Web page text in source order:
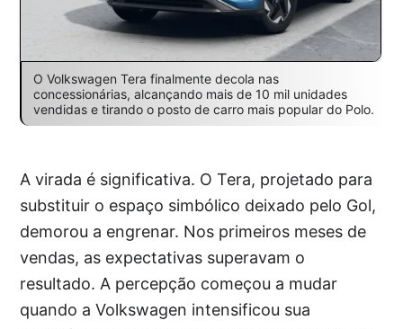
O Volkswagen Tera finalmente decola nas
concessionárias, alcançando mais de 10 mil unidades
vendidas e tirando o posto de carro mais popular do Polo.
A virada é significativa. O Tera, projetado para
substituir o espaço simbólico deixado pelo Gol,
demorou a engrenar. Nos primeiros meses de
vendas, as expectativas superavam o
resultado. A percepção começou a mudar
quando a Volkswagen intensificou sua